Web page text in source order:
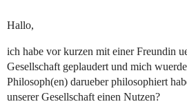
Hallo,
ich habe vor kurzen mit einer Freundin
Gesellschaft geplaudert und mich
Philosoph(en) darueber philosophiert
unserer Gesellschaft einen Nutzen?